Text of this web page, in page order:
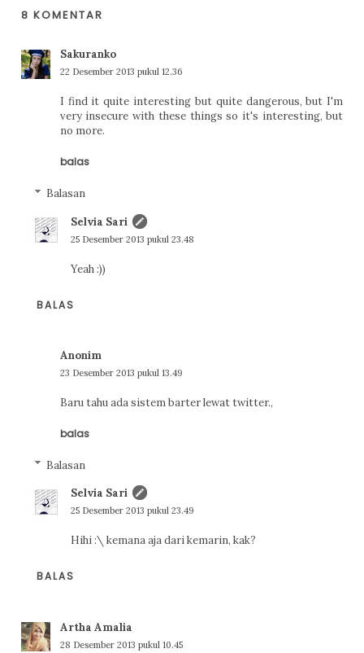
8 KOMENTAR
Sakuranko
22 Desember 2013 pukul 12.36
I find it quite interesting but quite dangerous, but I'm
very insecure with these things so it's interesting, but
no more.
balas
Balasan
Selvia Sari
25 Desember 2013 pukul 23.48
Yeah :))
BALAS
Anonim
23 Desember 2013 pukul 13.49
Baru tahu ada sistem barter lewat twitter.,
balas
Balasan
Selvia Sari
25 Desember 2013 pukul 23.49
Hihi :\ kemana aja dari kemarin, kak?
BALAS
Artha Amalia
28 Desember 2013 pukul 10.45